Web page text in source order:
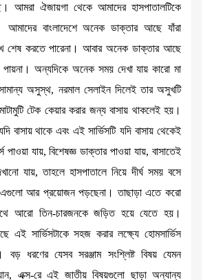
আমরা ঐজায়গা থেকে আমাদের হাসপাতালটিকে
আমাদের বাংলাদেশে অনেক ডাক্তার আছে যাঁরা
শেষ করতে পারেনা। আবার অনেক ডাক্তার আছে
পায়না। অন্যদিকে অনেক সময় দেখা যায় কারো মা
অসুস্থ, নরমাল সেলাইন দিলেই তার অসুখটি
টেক কেয়ার করার জন্য বাসায় থাকলেই হয়।
বাসায় থাকে এবং এই সার্ভিসটি যদি বাসায় থেকেই
পাওয়া যায়, বিশেষজ্ঞ ডাক্তার পাওয়া যায়, বাসাতেই
যায়, তাহলে হাসপাতালে নিয়ে দীর্ঘ সময় বসে
এগুলো আর প্রয়োজন পড়ছেনা। তাছাড়া এতে করো
আরো তিন-চারজনকে জড়িত হয়ে যেতে হয়।
এই সার্ভিসটাকে সহজ করার লক্ষ্যে হোমসার্ভিস
বড় ধরণের যেসব সরঞ্জাম সংশ্লিষ্ট বিষয় যেমন
এক্স-রে এই জাতীয় বিষয়গুলো ছাড়া অন্যান্য